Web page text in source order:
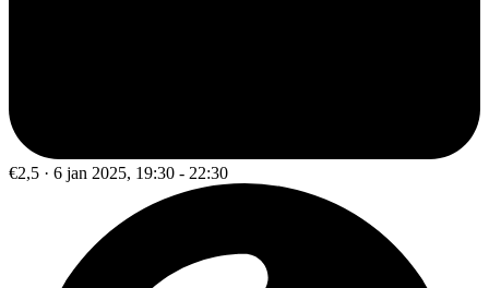
€2,5 · 6 jan 2025, 19:30 - 22:30